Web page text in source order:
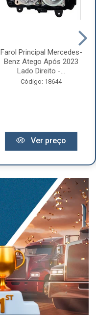
Farol Principal Mercedes-
Benz Atego Após 2023
Lado Direito -...
Código: 18644
Ver preço